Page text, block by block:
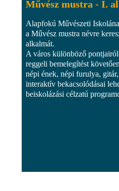
Művész mustra - I.
Alapfokú Művészeti
a Művész mustra névre
alkalmát.
A város különböző
reggeli bemelegítést
népi ének, népi furulya,
interaktív bekacsolódásai
beiskolázási célzatú